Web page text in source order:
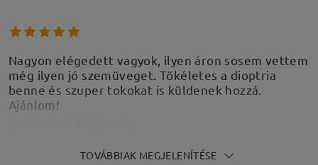
Nagyon elégedett vagyok, ilyen áron sosem vettem
még ilyen jó szemüveget. Tökéletes a dioptria
benne és szuper tokokat is küldenek hozzá.
Ajánlom!
TOVÁBBIAK MEGJELENÍTÉSE